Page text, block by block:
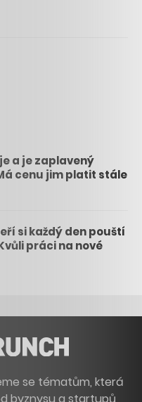
a je zaplavený
cenu jim platit stále
si každý den pouští
práci na nové
se tématům, která